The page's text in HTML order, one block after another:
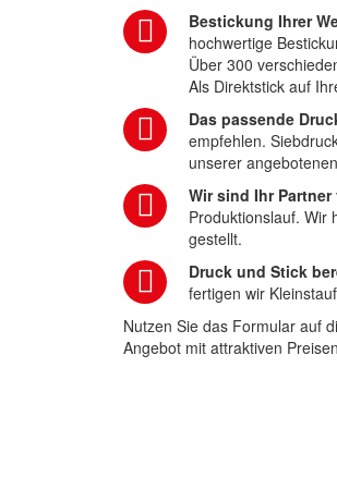
Bestickung Ihrer
hochwertige
Über 300
Als Direktstick auf
Das passende
empfehlen.
unserer
Wir sind Ihr
Produktionslauf. Wir
gestellt.
Druck und Stick
fertigen wir
Nutzen Sie das Formular auf
Angebot mit attraktiven Preisen